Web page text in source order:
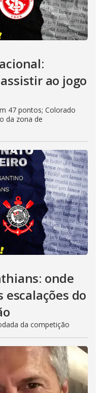
ao jogo
47 pontos; Colorado
da zona de
onde
do
da competição